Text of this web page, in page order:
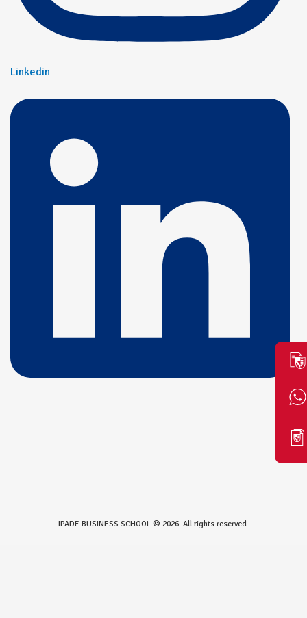
Linkedin
IPADE BUSINESS SCHOOL © 2026. All rights reserved.